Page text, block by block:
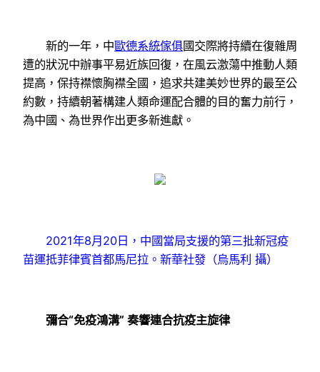
新的一年，中歐德系統傢俱國交際將持續在復雜周
遭的狀況中辦事平易近族回復，在風云激蕩中推動人類
提高，保持襟懷胸襟全國，追求共建美妙世界的最至公
約數，持續朝著構建人類命運配合體的目的奮力前行，
為中國、為世界作出更多新進獻。
2021年8月20日，中國當局支援的第三批新冠疫
苗運抵菲律賓首都馬尼拉。新華社發（烏馬利 攝）
彌合“免疫鴻溝” 奏響連合抗疫主旋律